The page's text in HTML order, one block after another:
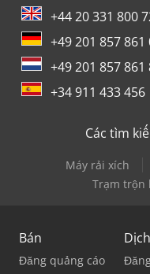
+44 20 331 800
+49 201 857 861
+49 201 857 861
+34 911 433 456
Các tìm
Máy rải xích
Trạm trộn
Bán
Đăng quảng cáo